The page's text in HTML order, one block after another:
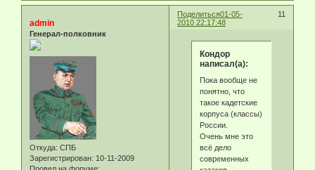
Поделиться 11
01-05-
2010 22:17:48
admin
Генерал-полковник
Откуда: СПБ
Зарегистрирован: 10-11-2009
Кондор
написал(а):
Пока вообще не
понятно, что
такое кадетские
корпуса (классы)
России.
Очень мне это
всё дело
современных